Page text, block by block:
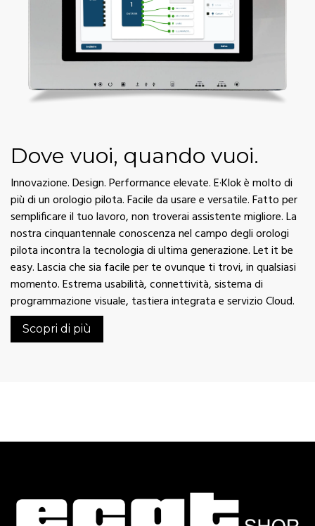
Dove vuoi, quando vuoi.
Innovazione. Design. Performance elevate. E·Klok è molto di
più di un orologio pilota. Facile da usare e versatile. Fatto per
semplificare il tuo lavoro, non troverai assistente migliore. La
nostra cinquantennale conoscenza nel campo degli orologi
pilota incontra la tecnologia di ultima generazione. Let it be
easy. Lascia che sia facile per te ovunque ti trovi, in qualsiasi
momento. Estrema usabilità, connettività, sistema di
programmazione visuale, tastiera integrata e servizio Cloud.
Scopri di più